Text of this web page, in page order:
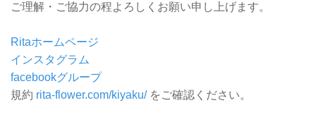
ご理解・ご協力の程よろしくお願い申し上げます。
Ritaホームページ
インスタグラム
facebookグループ
規約 rita-flower.com/kiyaku/ をご確認ください。